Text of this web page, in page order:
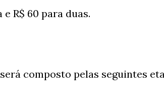
R$ 60 para duas.
composto pelas seguintes